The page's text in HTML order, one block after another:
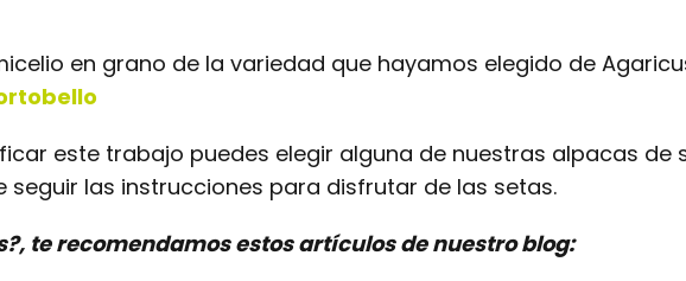
en grano de la variedad que hayamos elegido de
este trabajo puedes elegir alguna de nuestras alpacas de
las instrucciones para disfrutar de las setas.
te recomendamos estos artículos de nuestro blog: